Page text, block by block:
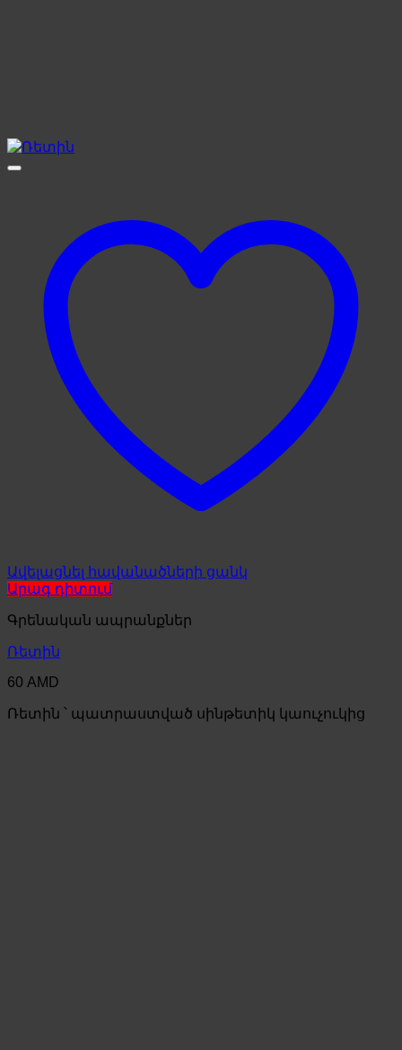
Ավելացնել հավանածների ցանկ
Արագ դիտում
Գրենական ապրանքներ
Ռետին
60 AMD
Ռետին ՝ պատրաստված սինթետիկ կաուչուկից